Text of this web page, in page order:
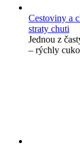
Cestoviny a
straty chuti
Jednou z
– rýchly